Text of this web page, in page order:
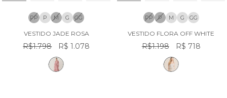
PP P M G GG
VESTIDO JADE ROSA
R$1.798 R$ 1.078
PP P M G GG
VESTIDO FLORA OFF WHITE
R$1.198 R$ 718